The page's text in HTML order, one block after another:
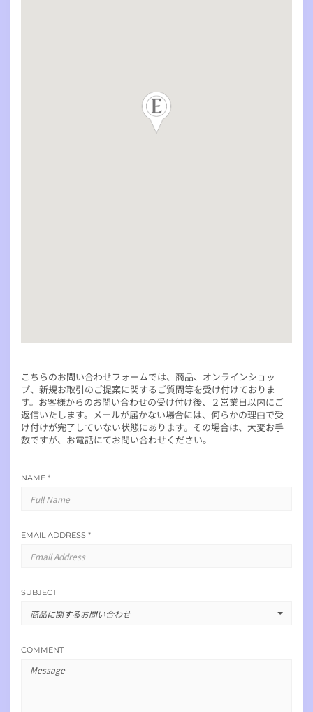
こちらのお問い合わせフォームでは、商品、オンラインショッ
プ、新規お取引のご提案に関するご質問等を受け付けておりま
す。お客様からのお問い合わせの受け付け後、２営業日以内にご
返信いたします。メールが届かない場合には、何らかの理由で受
け付けが完了していない状態にあります。その場合は、大変お手
数ですが、お電話にてお問い合わせください。
NAME *
EMAIL ADDRESS *
SUBJECT
商品に関するお問い合わせ
COMMENT